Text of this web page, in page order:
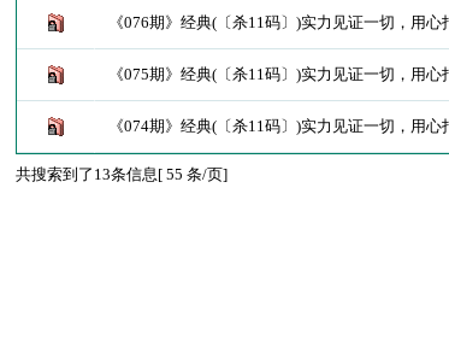
《076期》经典(〔杀11码〕)实力见证一切，用心
《075期》经典(〔杀11码〕)实力见证一切，用心
《074期》经典(〔杀11码〕)实力见证一切，用心
共搜索到了13条信息[ 55 条/页]